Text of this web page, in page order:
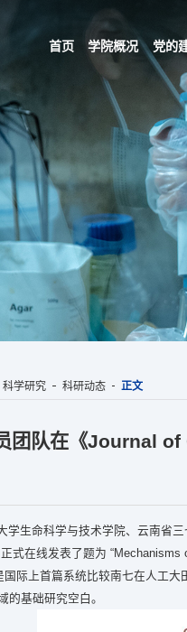
首页 学院概况 党的
科学研究 科研动态 正文
团队在《Journal
学生命科学与技术学院、云南省
式在线发表了题为
国际上首篇系统比较南七在人工
的基础研究空白。